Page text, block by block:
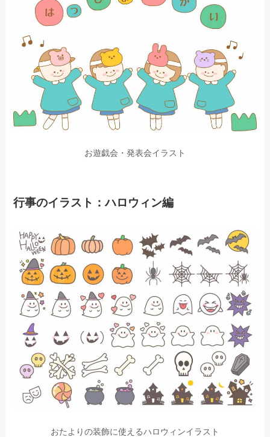
お遊戯会・発表会イラスト
行事のイラスト：ハロウィン編
おたよりの装飾に使えるハロウィンイラスト